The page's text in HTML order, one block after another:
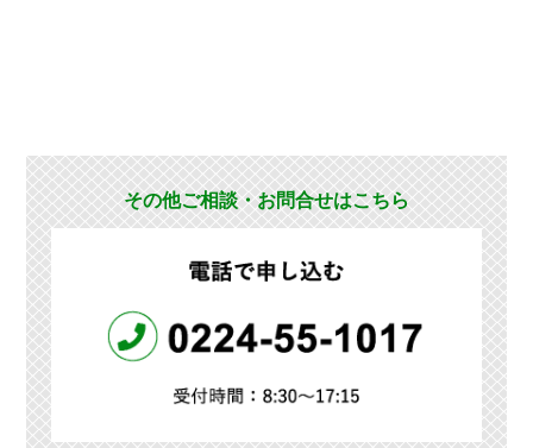
その他ご相談・お問合せはこちら